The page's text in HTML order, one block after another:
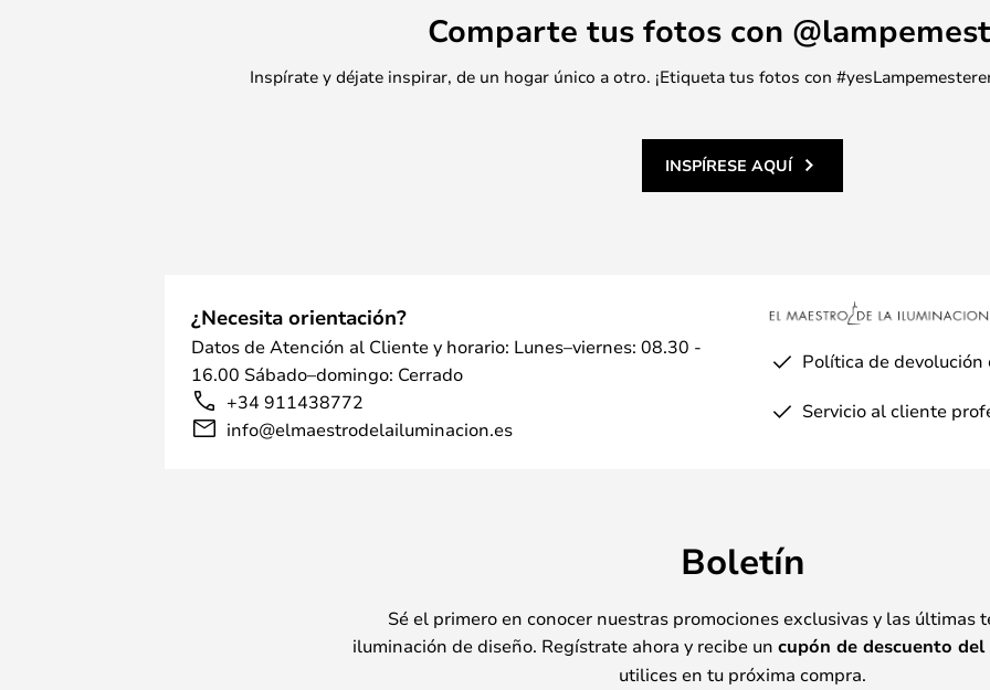
Comparte tus fotos con
Inspírate y déjate inspirar, de un hogar único a otro. ¡Etiqueta tus fotos con
INSPÍRESE AQUÍ
¿Necesita orientación?
Datos de Atención al Cliente y horario: Lunes–viernes: 08.30 -
16.00 Sábado–domingo: Cerrado
+34 911438772
info@elmaestrodelailuminacion.es
Política de devolución
Servicio al cliente
Boletín
Sé el primero en conocer nuestras promociones exclusivas y las últimas
iluminación de diseño. Regístrate ahora y recibe un cupón de descuento del
utilices en tu próxima compra.